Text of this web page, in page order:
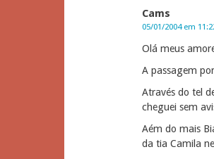
Cams
05/01/2004 em
Olá meus
A passagem
Através do tel
cheguei sem
Aém do mais
da tia Camila